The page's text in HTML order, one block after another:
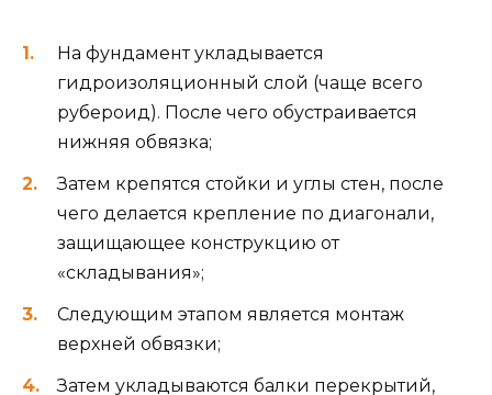
На фундамент укладывается
гидроизоляционный слой (чаще всего
рубероид). После чего обустраивается
нижняя обвязка;
Затем крепятся стойки и углы стен, после
чего делается крепление по диагонали,
защищающее конструкцию от
«складывания»;
Следующим этапом является монтаж
верхней обвязки;
Затем укладываются балки перекрытий,